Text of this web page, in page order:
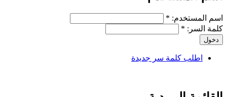
‏اسم المستخدم: ‏ *
‏كلمة السر: ‏ *
اطلب كلمة سر جديدة